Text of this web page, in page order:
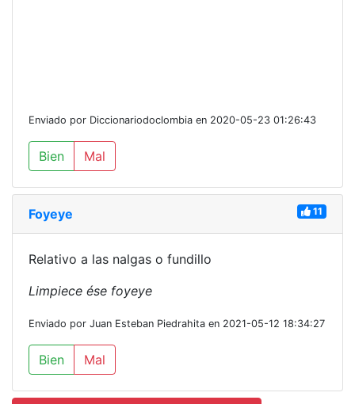
Enviado por Diccionariodoclombia en 2020-05-23 01:26:43
Bien Mal
Foyeye 11
Relativo a las nalgas o fundillo
Limpiece ése foyeye
Enviado por Juan Esteban Piedrahita en 2021-05-12 18:34:27
Bien Mal